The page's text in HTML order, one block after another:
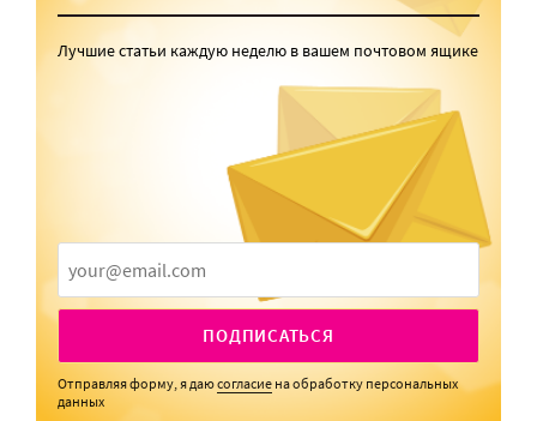
Лучшие статьи каждую неделю в вашем почтовом ящике
ПОДПИСАТЬСЯ
Отправляя форму, я даюсогласие на обработку персональных
данных